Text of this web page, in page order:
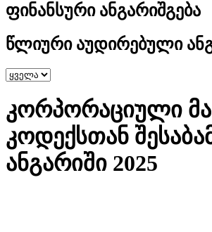
ფინანსური ანგარიშგება
წლიური აუდირებული
კორპორაციული
კოდექსთან
ანგარიში 2025